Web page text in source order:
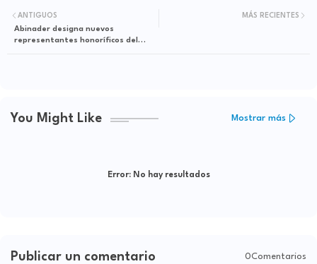
MÁS RECIENTES
ANTIGUOS
Abinader designa nuevos
representantes honoríficos del
You Might Like Mostrar más
Error:No hay resultados
Publicar un comentario 0Comentarios